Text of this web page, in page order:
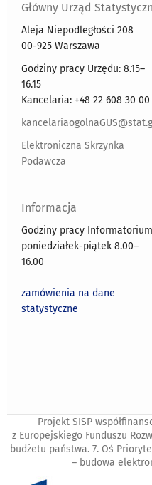
Główny Urząd
Aleja Niepodległości 208
00-925 Warszawa
Godziny pracy Urzędu: 8.15–
16.15
Kancelaria: +48 22 608 30 00
Elektroniczna Skrzynka
Podawcza
Informacja
Godziny pracy
poniedziałek-piątek 8.00–
16.00
zamówienia na dane
statystyczne
Projekt SISP
z Europejskiego Funduszu
budżetu państwa. 7. Oś
– budowa